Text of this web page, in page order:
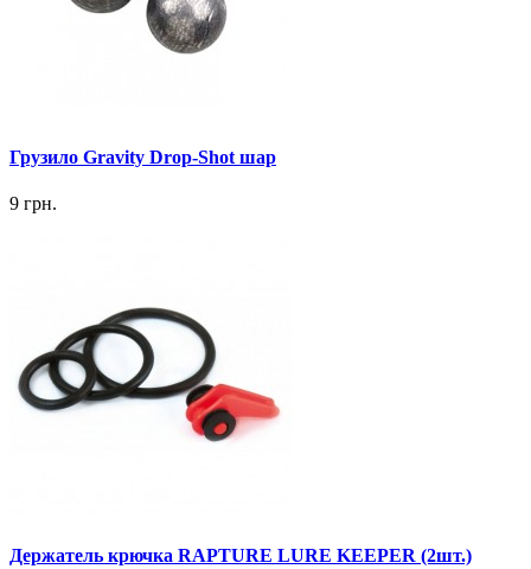
Грузило Gravity Drop-Shot шар
9 грн.
Держатель крючка RAPTURE LURE KEEPER (2шт.)